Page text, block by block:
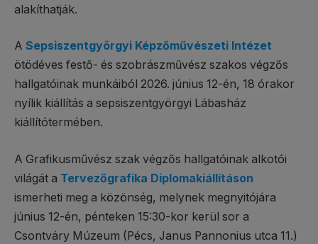
alakíthatják.
A Sepsiszentgyörgyi Képzőművészeti Intézet
ötödéves festő- és szobrászművész szakos végzős
hallgatóinak munkáiból 2026. június 12-én, 18 órakor
nyílik kiállítás a sepsiszentgyörgyi Lábasház
kiállítótermében.
A Grafikusművész szak végzős hallgatóinak alkotói
világát a Tervezőgrafika Diplomakiállításon
ismerheti meg a közönség, melynek megnyitójára
június 12-én, pénteken 15:30-kor kerül sor a
Csontváry Múzeum (Pécs, Janus Pannonius utca 11.)